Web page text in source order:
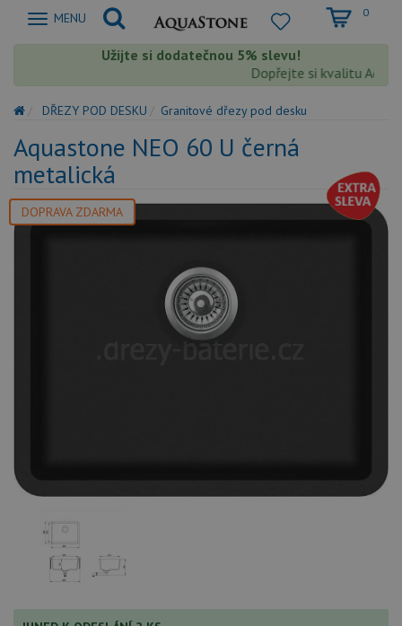
Zobrazit
MENU 0
Užijte si dodatečnou 5% slevu!
Dopřejte si kvalitu
DŘEZY POD DESKU Granitové dřezy pod desku
Aquastone NEO 60 U černá
metalická
DOPRAVA ZDARMA